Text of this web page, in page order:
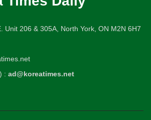
Unit 206 & 305A, North York, ON M2N 6H7
: ad@koreatimes.net